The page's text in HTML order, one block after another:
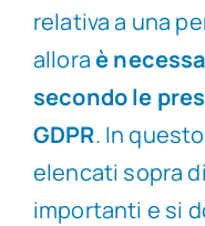
relativa a una
alloraè
secondo le
GDPR. In
elencati sopra
importanti e si